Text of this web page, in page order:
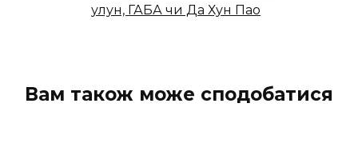
улун, ГАБА чи Да Хун Пао
Вам також може сподобатися